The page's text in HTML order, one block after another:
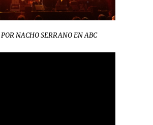
NACHO SERRANO EN ABC